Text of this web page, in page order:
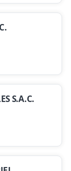
S.A.C.